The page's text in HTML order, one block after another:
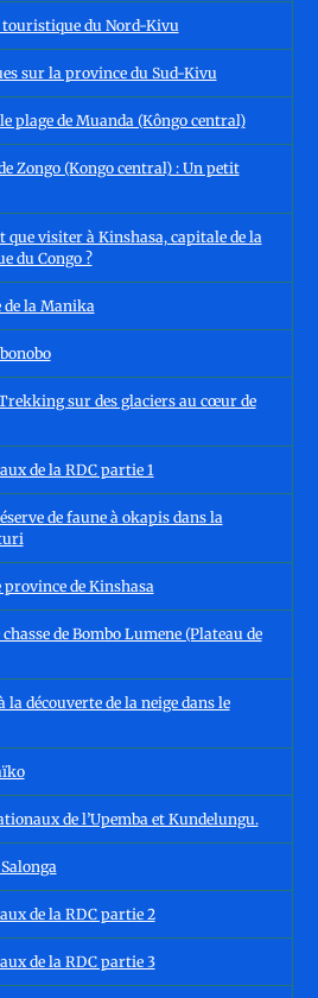
touristique du Nord-Kivu
sur la province du Sud-Kivu
plage de Muanda (Kôngo central)
Zongo (Kongo central) : Un petit
que visiter à Kinshasa, capitale de la
du Congo ?
de la Manika
sur des glaciers au cœur de
de la RDC partie 1
de faune à okapis dans la
de Kinshasa
de Bombo Lumene (Plateau de
la découverte de la neige dans le
de l’Upemba et Kundelungu.
de la RDC partie 2
de la RDC partie 3